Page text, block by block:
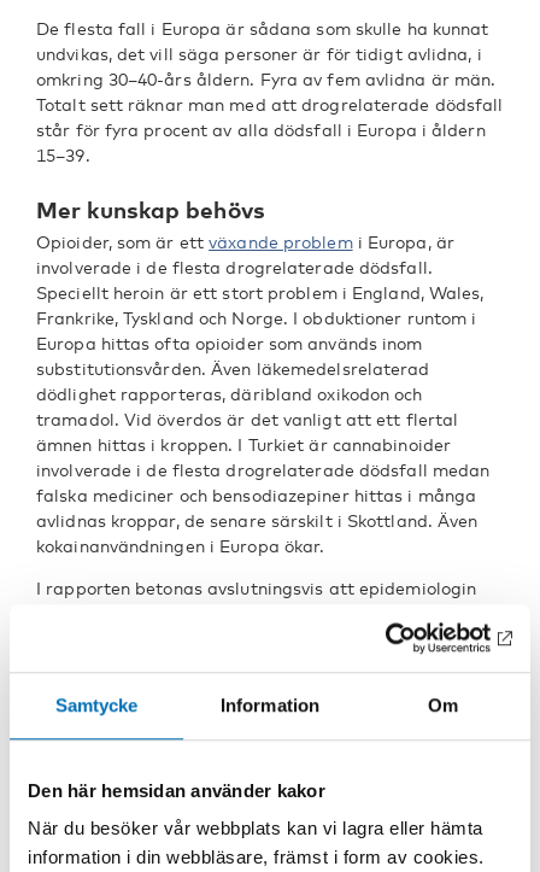
Samtycke Information Om
Den här hemsidan använder kakor
När du besöker vår webbplats kan vi lagra eller hämta
information i din webbläsare, främst i form av cookies.
De flesta fall i Europa är sådana som skulle ha kunnat
undvikas, det vill säga personer är för tidigt avlidna, i
omkring 30–40-års åldern. Fyra av fem avlidna är män.
Totalt sett räknar man med att drogrelaterade dödsfall
står för fyra procent av alla dödsfall i Europa i åldern
15–39.
Mer kunskap behövs
Opioider, som är ettväxande problemi Europa, är
involverade i de flesta drogrelaterade dödsfall.
Speciellt heroin är ett stort problem i England, Wales,
Frankrike, Tyskland och Norge. I obduktioner runtom i
Europa hittas ofta opioider som används inom
substitutionsvården. Även läkemedelsrelaterad
dödlighet rapporteras, däribland oxikodon och
tramadol. Vid överdos är det vanligt att ett flertal
ämnen hittas i kroppen. I Turkiet är cannabinoider
involverade i de flesta drogrelaterade dödsfall medan
falska mediciner och bensodiazepiner hittas i många
avlidnas kroppar, de senare särskilt i Skottland. Även
kokainanvändningen i Europa ökar.
I rapporten betonas avslutningsvis att epidemiologin
sjukdomsorsaker, incidens och sjukdomsutbrott i
toxikologiskt (läran om gifter) perspektiv. Detta för att
få mer detaljerad statistik och därmed kunna förstå
DELA